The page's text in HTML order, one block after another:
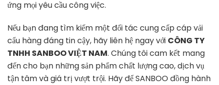
ứng mọi yêu cầu công việc.
Nếu bạn đang tìm kiếm một đối tác cung cấp cáp vải
cẩu hàng đáng tin cậy, hãy liên hệ ngay với CÔNG TY
TNHH SANBOO VIỆT NAM. Chúng tôi cam kết mang
đến cho bạn những sản phẩm chất lượng cao, dịch vụ
tận tâm và giá trị vượt trội. Hãy để SANBOO đồng hành